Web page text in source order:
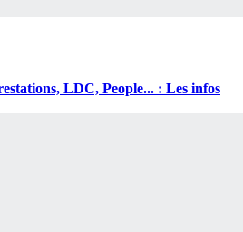
LDC, People... : Les infos